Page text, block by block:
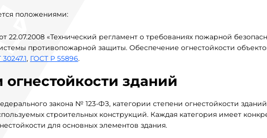
положениями:
22.07.2008 «Технический регламент о требованиях пожарной
противопожарной защиты. Обеспечение огнестойкости
, ГОСТ Р 55896.
огнестойкости зданий
закона № 123-ФЗ, категории степени огнестойкости
строительных конструкций. Каждая категория имеет
для основных элементов здания.